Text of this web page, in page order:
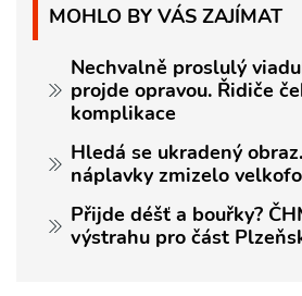
MOHLO BY VÁS ZAJÍMAT
Nechvalně proslulý
projde opravou. Řidiče
komplikace
Hledá se ukradený
náplavky zmizelo
Přijde déšť a bouřky?
výstrahu pro část